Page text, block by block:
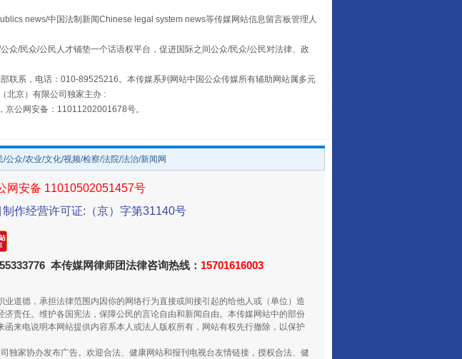
体化项目
news/中国法制新闻Chinese legal system news等传媒网站信息留言板管理人
/民众/公民人才铺垫一个话语权平台，促进国际之间公众/民众/公民对法律、政
联系，电话：010-89525216。本传媒系列网站中国公众传媒所有辅助网站属多元
北京）有限公司独家主办 :
公网安备：11011202001678号。
/公众/农业/文化/视频/检察/法院/法治/新闻网
网安备 11010502051457号
制作经营许可证:（京）字第31140号
本传媒网律师团法律咨询热线： 15701616003
道德，承担法律范围内因你的网络行为直接或间接引起的给他人或（单位）造
责任。维护各国宪法，保障公民的言论自由和新闻自由。本传媒网站中的部份
来电说明本网站提供内容系本人或法人版权所有，网站有权先行撤除，以保护
独家协办发布广告。欢迎合法、健康网站和报刊电视台友情链接，授权合法、健